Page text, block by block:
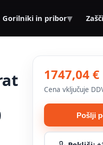
Gorilniki in pribor▾
1747,04 €
Cena vključuje
Pošlji